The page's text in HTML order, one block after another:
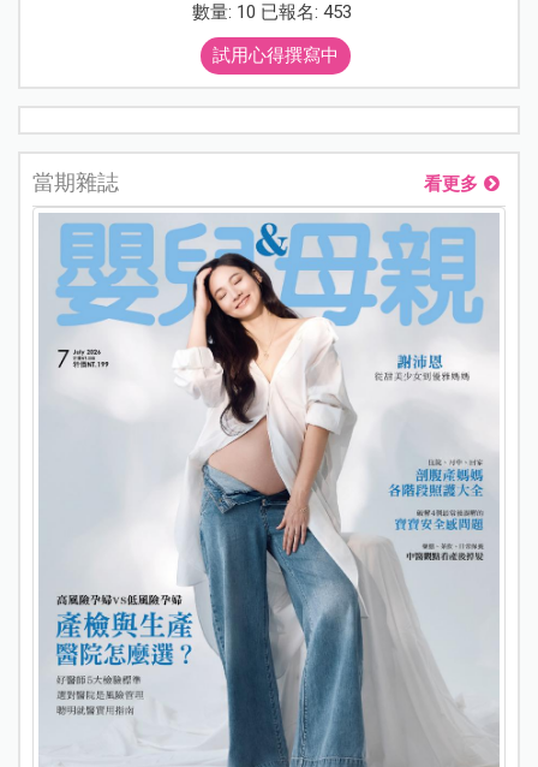
數量: 10 已報名: 453
試用心得撰寫中
當期雜誌 看更多